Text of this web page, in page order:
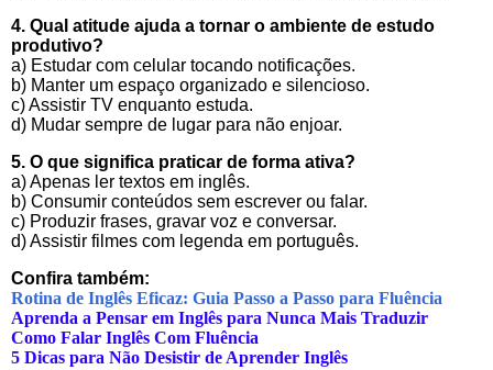
4. Qual atitude ajuda a tornar o ambiente de estudo
produtivo?
a) Estudar com celular tocando notificações.
b) Manter um espaço organizado e silencioso.
c) Assistir TV enquanto estuda.
d) Mudar sempre de lugar para não enjoar.
5. O que significa praticar de forma ativa?
a) Apenas ler textos em inglês.
b) Consumir conteúdos sem escrever ou falar.
c) Produzir frases, gravar voz e conversar.
d) Assistir filmes com legenda em português.
Confira também:
Rotina de Inglês Eficaz: Guia Passo a Passo para Fluência
Aprenda a Pensar em Inglês para Nunca Mais Traduzir
Como Falar Inglês Com Fluência
5 Dicas para Não Desistir de Aprender Inglês